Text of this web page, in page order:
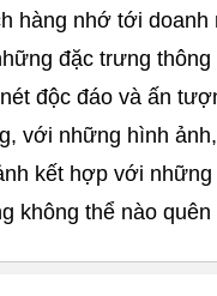
hàng nhớ tới doanh
đặc trưng
độc đáo và ấn
với những hình
kết hợp với
không thể nào